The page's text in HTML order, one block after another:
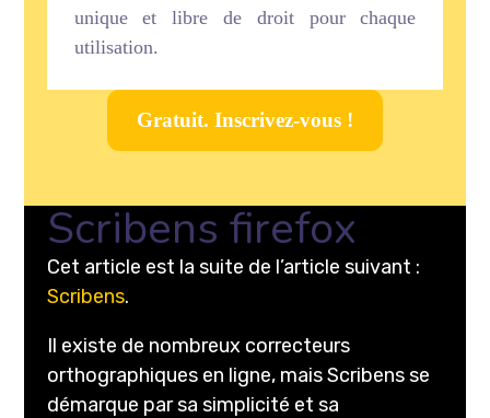
unique et libre de droit pour chaque
utilisation.
Gratuit. Inscrivez-vous !
Scribens firefox
Cet article est la suite de l’article suivant :
Scribens.
Il existe de nombreux correcteurs
orthographiques en ligne, mais Scribens se
démarque par sa simplicité et sa